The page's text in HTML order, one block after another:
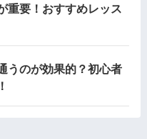
重要！おすすめレッス
うのが効果的？初心者